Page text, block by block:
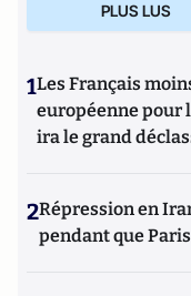
PLUS LUS
1Les Français
européenne pour
ira le grand
2Répression en
pendant que